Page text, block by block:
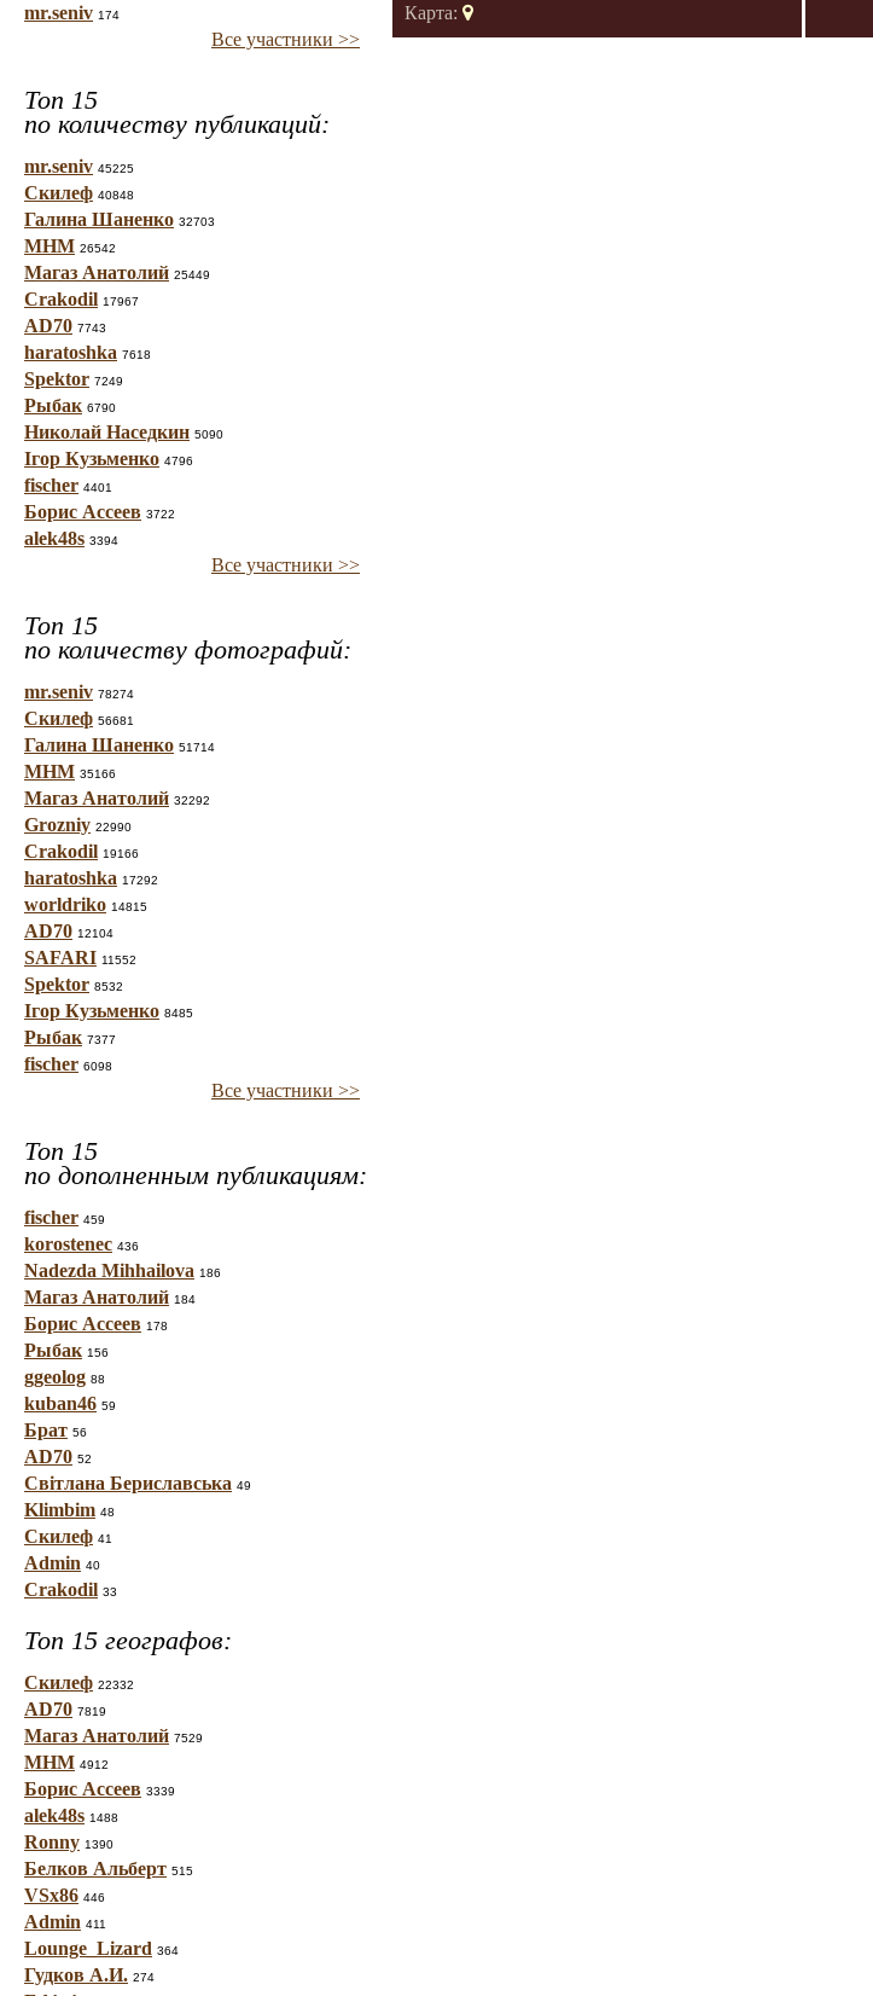
mr.seniv 174
Все участники >>
Топ 15
по количеству публикаций:
mr.seniv 45225
Скилеф 40848
Галина Шаненко 32703
МНМ 26542
Магаз Анатолий 25449
Crakodil 17967
AD70 7743
haratoshka 7618
Spektor 7249
Рыбак 6790
Николай Наседкин 5090
Ігор Кузьменко 4796
fischer 4401
Борис Ассеев 3722
alek48s 3394
Все участники >>
Топ 15
по количеству фотографий:
mr.seniv 78274
Скилеф 56681
Галина Шаненко 51714
МНМ 35166
Магаз Анатолий 32292
Grozniy 22990
Crakodil 19166
haratoshka 17292
worldriko 14815
AD70 12104
SAFARI 11552
Spektor 8532
Ігор Кузьменко 8485
Рыбак 7377
fischer 6098
Все участники >>
Топ 15
по дополненным публикациям:
fischer 459
korostenec 436
Nadezda Mihhailova 186
Магаз Анатолий 184
Борис Ассеев 178
Рыбак 156
ggeolog 88
kuban46 59
Брат 56
AD70 52
Світлана Бериславська 49
Klimbim 48
Скилеф 41
Admin 40
Crakodil 33
Топ 15 географов:
Скилеф 22332
AD70 7819
Магаз Анатолий 7529
МНМ 4912
Борис Ассеев 3339
alek48s 1488
Ronny 1390
Белков Альберт 515
VSx86 446
Admin 411
Lounge_Lizard 364
Гудков А.И. 274
Карта: